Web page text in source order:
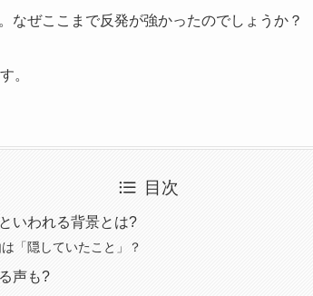
なぜここまで反発が強かったのでしょうか？
。
目次
いわれる背景とは?
「隠していたこと」？
声も?